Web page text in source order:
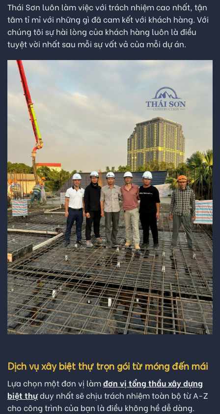
Thái Sơn luôn làm việc với trách nhiệm cao nhất, tận
tâm tỉ mỉ với những gì đã cam kết với khách hàng. Với
chúng tôi sự hài lòng của khách hàng luôn là điều
tuyệt vời nhất sau mỗi sự vất vả của mỗi dự án.
Dịch vụ xây biệt thự trọn gói từ móng đến mái
Lựa chọn một đơn vị làmđơn vị tổng thầu xây dựng
biệt thựduy nhất sẽ chịu trách nhiệm toàn bộ từ A-Z
cho công trình của bạn là điều không hề dễ dàng.